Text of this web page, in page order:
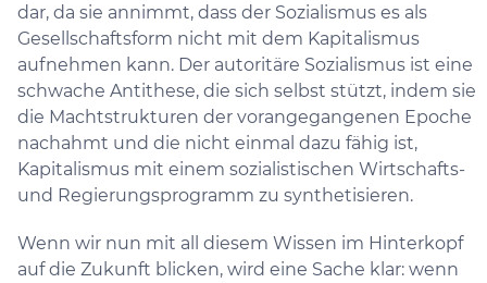
dar, da sie annimmt, dass der Sozialismus es als
Gesellschaftsform nicht mit dem Kapitalismus
aufnehmen kann. Der autoritäre Sozialismus ist eine
schwache Antithese, die sich selbst stützt, indem sie
die Machtstrukturen der vorangegangenen Epoche
nachahmt und die nicht einmal dazu fähig ist,
Kapitalismus mit einem sozialistischen Wirtschafts-
und Regierungsprogramm zu synthetisieren.
Wenn wir nun mit all diesem Wissen im Hinterkopf
auf die Zukunft blicken, wird eine Sache klar: wenn